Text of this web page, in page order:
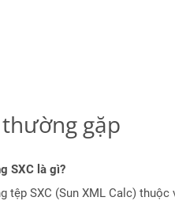
gặp
SXC là gì?
tệp SXC (Sun XML Calc)